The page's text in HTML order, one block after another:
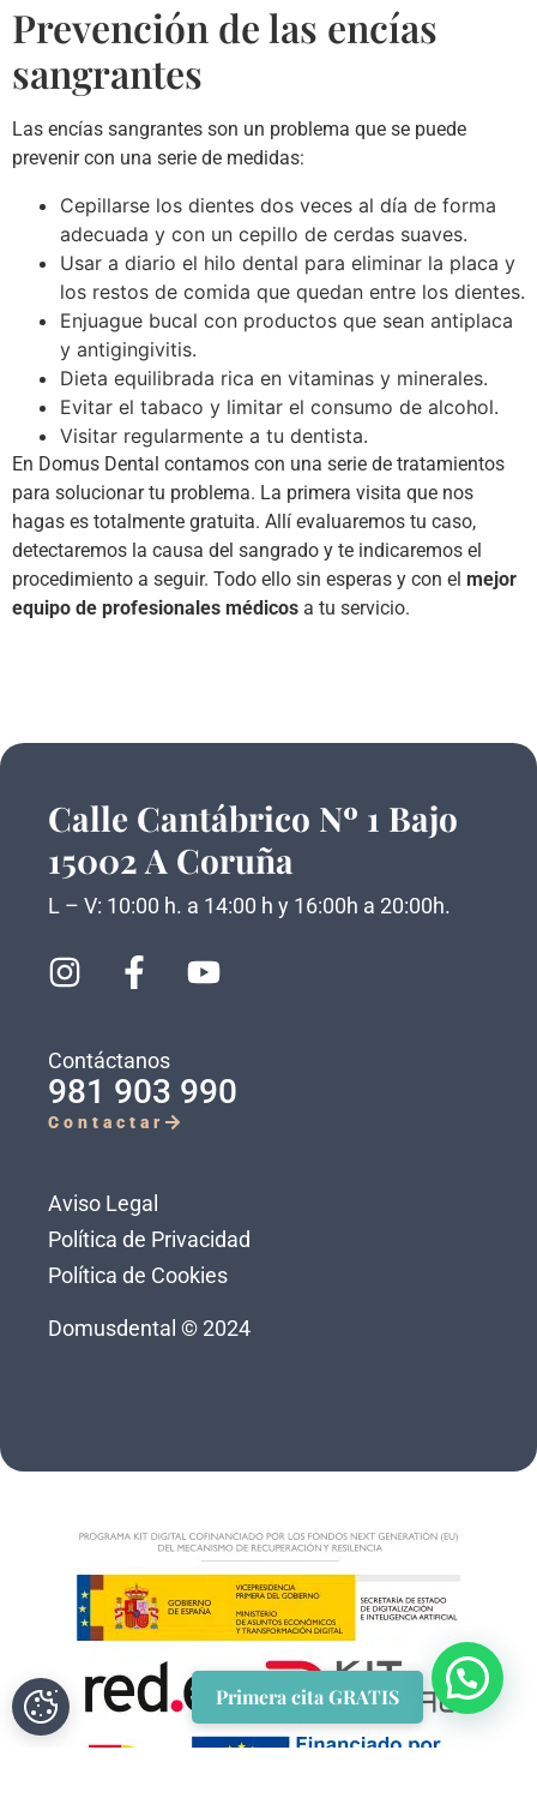
Prevención de las encías
sangrantes
Las encías sangrantes son un problema que se puede
prevenir con una serie de medidas:
Cepillarse los dientes dos veces al día de forma
adecuada y con un cepillo de cerdas suaves.
Usar a diario el hilo dental para eliminar la placa y
los restos de comida que quedan entre los dientes.
Enjuague bucal con productos que sean antiplaca
y antigingivitis.
Dieta equilibrada rica en vitaminas y minerales.
Evitar el tabaco y limitar el consumo de alcohol.
Visitar regularmente a tu dentista.
En Domus Dental contamos con una serie de tratamientos
para solucionar tu problema. La primera visita que nos
hagas es totalmente gratuita. Allí evaluaremos tu caso,
detectaremos la causa del sangrado y te indicaremos el
procedimiento a seguir. Todo ello sin esperas y con el mejor
equipo de profesionales médicos a tu servicio.
Calle Cantábrico Nº 1 Bajo
15002 A Coruña
L – V: 10:00 h. a 14:00 h y 16:00h a 20:00h.
Contáctanos
981 903 990
Contactar
Aviso Legal
Política de Privacidad
Política de Cookies
Domusdental © 2024
Primera cita GRATIS